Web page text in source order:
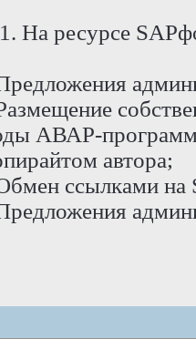
На ресурсе
АВАР-программ
автора;
ссылками на